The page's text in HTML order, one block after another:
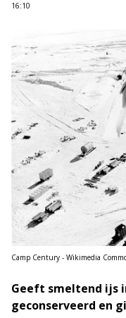
16:10
Camp Century - Wikimedia
Geeft smeltend ijs
geconserveerd en